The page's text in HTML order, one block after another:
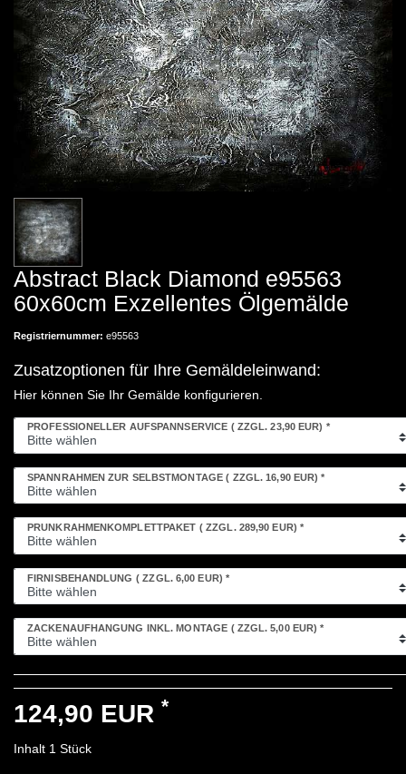
Abstract Black Diamond e95563
60x60cm Exzellentes Ölgemälde
Registriernummer: e95563
Zusatzoptionen für Ihre Gemäldeleinwand:
Hier können Sie Ihr Gemälde konfigurieren.
PROFESSIONELLER AUFSPANNSERVICE ( ZZGL. 23,90 EUR) *
SPANNRAHMEN ZUR SELBSTMONTAGE ( ZZGL. 16,90 EUR)*
PRUNKRAHMENKOMPLETTPAKET ( ZZGL. 289,90 EUR) *
FIRNISBEHANDLUNG ( ZZGL. 6,00 EUR) *
ZACKENAUFHÄNGUNG INKL. MONTAGE ( ZZGL. 5,00 EUR)*
124,90 EUR *
Inhalt 1 Stück